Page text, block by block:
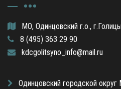
МО, Одинцовский г.о.,
8 (495) 363 29 90
kdcgolitsyno_info@mail.ru
Одинцовский городской